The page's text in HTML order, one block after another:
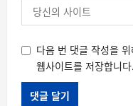
다음 번 댓글 작성을
웹사이트를 저장합니다.